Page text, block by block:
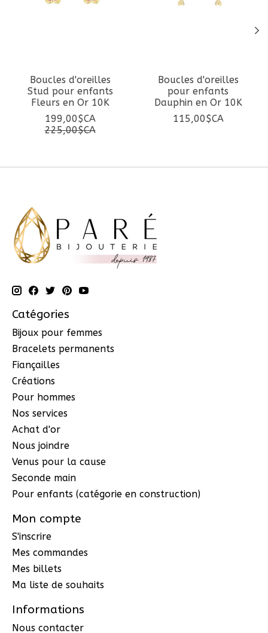
Boucles d'oreilles
Stud pour enfants
Fleurs en Or 10K
199,00$CA
225,00$CA
Boucles d'oreilles
pour enfants
Dauphin en Or 10K
115,00$CA
Catégories
Bijoux pour femmes
Bracelets permanents
Fiançailles
Créations
Pour hommes
Nos services
Achat d'or
Nous joindre
Venus pour la cause
Seconde main
Pour enfants (catégorie en construction)
Mon compte
S'inscrire
Mes commandes
Mes billets
Ma liste de souhaits
Informations
Nous contacter